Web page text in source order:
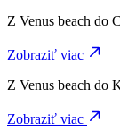
Z Venus beach do
Zobraziť viac
Z Venus beach do
Zobraziť viac